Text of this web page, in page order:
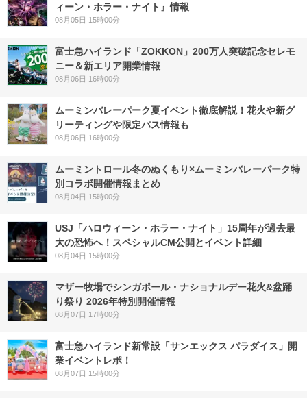
ィーン・ホラー・ナイト』情報
08月05日 15時00分
富士急ハイランド「ZOKKON」200万人突破記念セレモ
ニー＆新エリア開業情報
08月06日 16時00分
ムーミンバレーパーク夏イベント徹底解説！花火や新グ
リーティングや限定パス情報も
08月06日 16時00分
ムーミントロール冬のぬくもり×ムーミンバレーパーク特
別コラボ開催情報まとめ
08月04日 15時00分
USJ「ハロウィーン・ホラー・ナイト」15周年が過去最
大の恐怖へ！スペシャルCM公開とイベント詳細
08月04日 15時00分
マザー牧場でシンガポール・ナショナルデー花火&盆踊
り祭り 2026年特別開催情報
08月07日 17時00分
富士急ハイランド新常設「サンエックス パラダイス」開
業イベントレポ！
08月07日 15時00分